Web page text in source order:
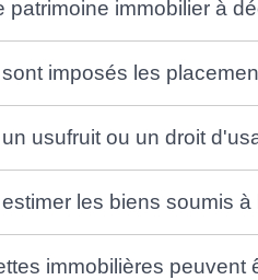
patrimoine immobilier à
imposés les
usufruit ou un droit
les biens soumis à
immobilières peuvent